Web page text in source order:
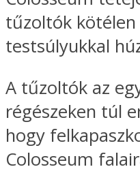
tűzoltók kötélen
testsúlyukkal
A tűzoltók az
régészeken túl
hogy
Colosseum